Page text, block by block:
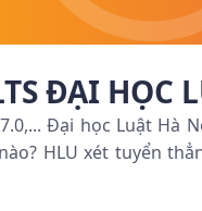
ĐẠI HỌC
Đại học Luật Hà
HLU xét tuyển